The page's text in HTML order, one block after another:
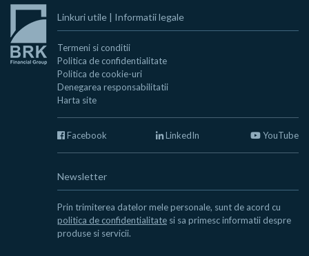
Linkuri utile | Informatii legale
Termeni si conditii
Politica de confidentialitate
Politica de cookie-uri
Denegarea responsabilitatii
Harta site
Facebook LinkedIn YouTube
Newsletter
Prin trimiterea datelor mele personale, sunt de acord cu
politica de confidentialitate si sa primesc informatii despre
produse si servicii.